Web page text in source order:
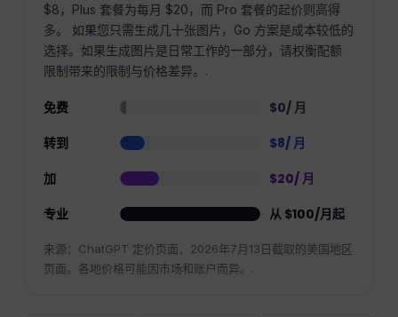
$8，Plus 套餐为每月 $20，而 Pro 套餐的起价则高得
多。 如果您只需生成几十张图片，Go 方案是成本较低的
选择。如果生成图片是日常工作的一部分，请权衡配额
限制带来的限制与价格差异。.
免费
$0/ 月
转到
$8/ 月
加
$20/ 月
专业
从 $100/月起
来源：ChatGPT 定价页面，2026年7月13日截取的美国地区
页面。各地价格可能因市场和账户而异。.